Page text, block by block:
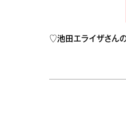
♡池田エライザさん